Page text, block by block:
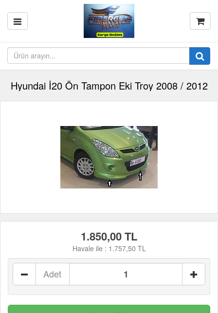
Hyundai İ20 Ön Tampon Eki Troy 2008 / 2012
1.850,00 TL
Havale ile : 1.757,50 TL
Adet